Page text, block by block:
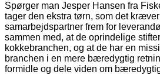
Spørger man Jesper Hansen fra
tager den ekstra tørn, som det
samarbejdspartner frem for
sammen med, at de oprindelige
kokkebranchen, og at de har en
branchen i en mere bæredygtig
formidle og dele viden om